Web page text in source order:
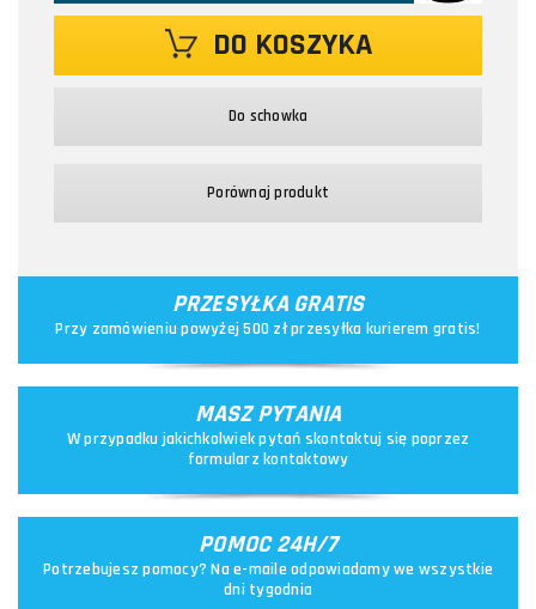
DO KOSZYKA
Do schowka
Porównaj produkt
PRZESYŁKA GRATIS
Przy zamówieniu powyżej 500 zł przesyłka kurierem gratis!
MASZ PYTANIA
W przypadku jakichkolwiek pytań skontaktuj się poprzez
formularz kontaktowy
POMOC 24H/7
Potrzebujesz pomocy? Na e-maile odpowiadamy we wszystkie
dni tygodnia